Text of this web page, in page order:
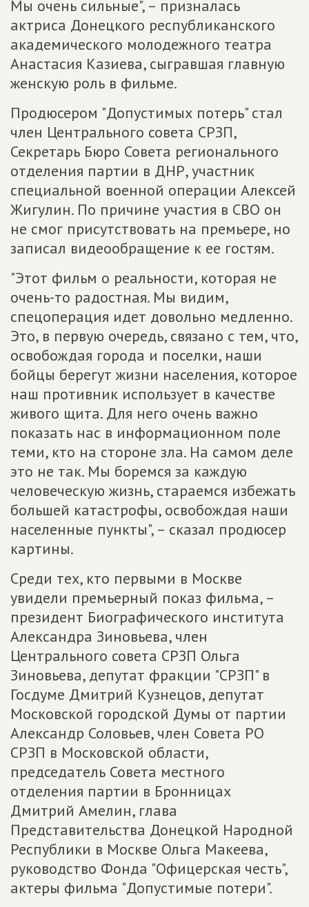
Мы очень сильные", – призналась
актриса Донецкого республиканского
академического молодежного театра
Анастасия Казиева, сыгравшая главную
женскую роль в фильме.
Продюсером "Допустимых потерь" стал
член Центрального совета СРЗП,
Секретарь Бюро Совета регионального
отделения партии в ДНР, участник
специальной военной операции Алексей
Жигулин. По причине участия в СВО он
не смог присутствовать на премьере, но
записал видеообращение к ее гостям.
"Этот фильм о реальности, которая не
очень-то радостная. Мы видим,
спецоперация идет довольно медленно.
Это, в первую очередь, связано с тем, что,
освобождая города и поселки, наши
бойцы берегут жизни населения, которое
наш противник использует в качестве
живого щита. Для него очень важно
показать нас в информационном поле
теми, кто на стороне зла. На самом деле
это не так. Мы боремся за каждую
человеческую жизнь, стараемся избежать
большей катастрофы, освобождая наши
населенные пункты", – сказал продюсер
картины.
Среди тех, кто первыми в Москве
увидели премьерный показ фильма, –
президент Биографического института
Александра Зиновьева, член
Центрального совета СРЗП Ольга
Зиновьева, депутат фракции "СРЗП" в
Госдуме Дмитрий Кузнецов, депутат
Московской городской Думы от партии
Александр Соловьев, член Совета РО
СРЗП в Московской области,
председатель Совета местного
отделения партии в Бронницах
Дмитрий Амелин, глава
Представительства Донецкой Народной
Республики в Москве Ольга Макеева,
руководство Фонда "Офицерская честь",
актеры фильма "Допустимые потери".